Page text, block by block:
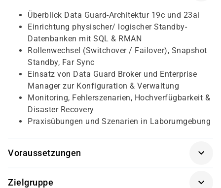
Überblick Data Guard-Architektur 19c und 23ai
Einrichtung physischer/ logischer Standby-
Datenbanken mit SQL & RMAN
Rollenwechsel (Switchover / Failover), Snapshot
Standby, Far Sync
Einsatz von Data Guard Broker und Enterprise
Manager zur Konfiguration & Verwaltung
Monitoring, Fehlerszenarien, Hochverfügbarkeit &
Disaster Recovery
Praxisübungen und Szenarien in Laborumgebung
Voraussetzungen
Oracle Versionen 11g/12c oder höher, grundlegende
Zielgruppe